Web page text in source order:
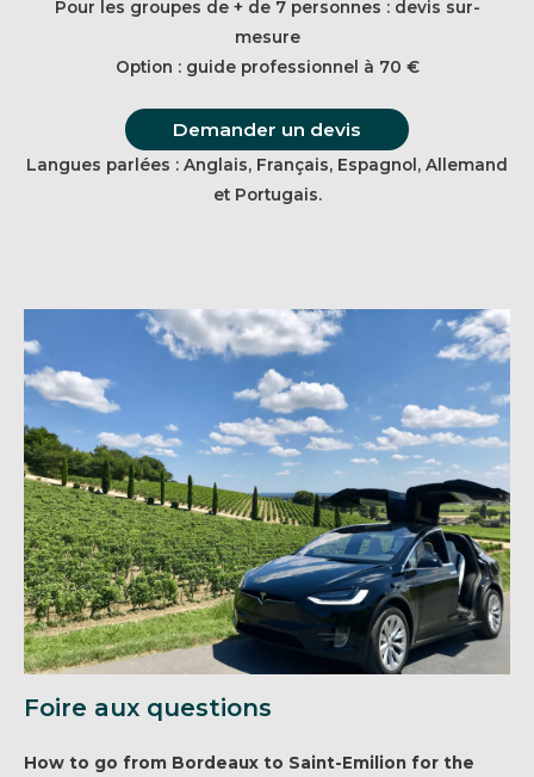
Pour les groupes de + de 7 personnes : devis sur-
mesure
Option : guide professionnel à 70 €
Demander un devis
Langues parlées : Anglais, Français, Espagnol, Allemand
et Portugais.
Foire aux questions
How to go from Bordeaux to Saint-Emilion for the